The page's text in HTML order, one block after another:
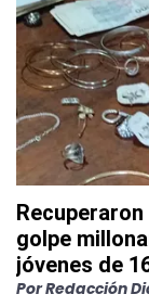
golpe
jóvenes de
PorRedacción